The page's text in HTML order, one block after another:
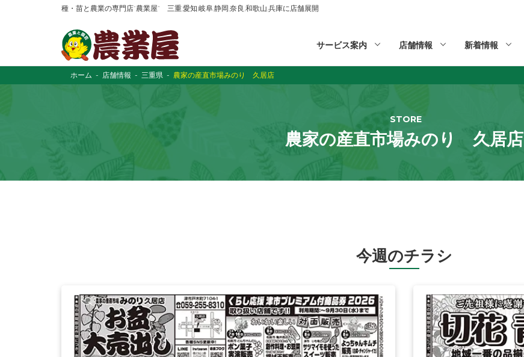
種・苗と農業の専門店“農業屋” 三重,愛知,岐阜,静岡,奈良,和歌山,兵庫に店舗展開
サービス案内 店舗情報 新着情報
ホーム 店舗情報 三重県 農家の産直市場みのり 久居店
STORE
農家の産直市場みのり 久居店
今週のチラシ